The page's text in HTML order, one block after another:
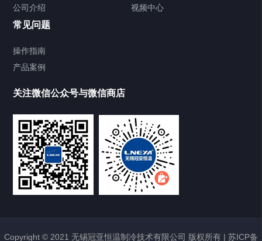
Chiller直冷控温机组
Heating Circulator加热循环器
Freezer低温箱
VOCs冷凝回收装置
点击下载2020最新样册
公司介绍
视频中心
常见问题
操作指南
产品案例
关注微信公众号与微信商店
Copyright © 2021 无锡冠亚恒温制冷技术有限公司 版权所有 | 苏ICP备